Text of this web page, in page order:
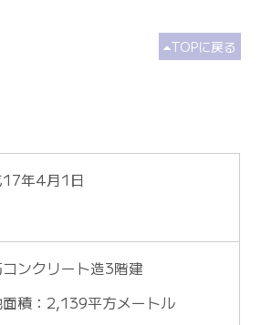
TOPに戻る
17年4月1日
ンクリート造3階建
面積：2,139平方メートル